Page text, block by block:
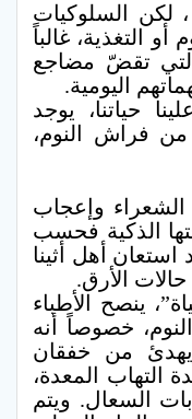
لكن السلوكيات
التغذية، غالباً
التي تقضّ مضاجع
اليومية.
حياتنا، يوجد
فراش النوم،
الشعراء وإعجاب
الذكية فحسب
أهل أثينا
الأرق.
ينصح الأطباء
خصوصاً أنه
من خفقان
التهاب المعدة،
السعال. ويتم